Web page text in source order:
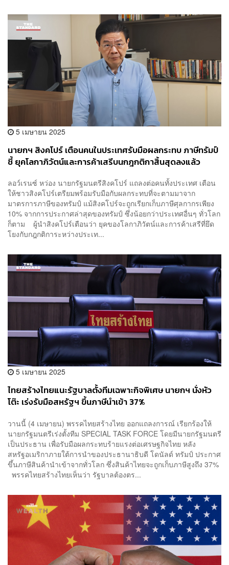
5 เมษายน 2025
นายกฯ สิงคโปร์ เตือนคนในประเทศรับมือผลกระทบ ภาษีทรัมป์
ชี้ ยุคโลกาภิวัตน์และการค้าเสรีบนกฎกติกาสิ้นสุดลงแล้ว
ลอว์เรนซ์ หว่อง นายกรัฐมนตรีสิงคโปร์ แถลงต่อคนทั้งประเทศ เตือน
ให้ชาวสิงคโปร์เตรียมพร้อมรับมือกับผลกระทบที่จะตามมาจาก
มาตรการภาษีของทรัมป์ แม้สิงคโปร์จะถูกเรียกเก็บภาษีศุลกากรเพียง
10% จากการประกาศล่าสุดของทรัมป์ ซึ่งน้อยกว่าประเทศอื่นๆ ทั่วโลก
ก็ตาม ผู้นำสิงคโปร์เตือนว่า ยุคของโลกาภิวัตน์และการค้าเสรีที่ยึด
โยงกับกฎกติการะหว่างประเท...
5 เมษายน 2025
ไทยสร้างไทยแนะรัฐบาลตั้งทีมเฉพาะกิจพิเศษ นายกฯ นั่งหัว
โต๊ะ เร่งรับมือสหรัฐฯ ขึ้นภาษีนำเข้า 37%
วานนี้ (4 เมษายน) พรรคไทยสร้างไทย ออกแถลงการณ์ เรียกร้องให้
นายกรัฐมนตรีเร่งตั้งทีม SPECIAL TASK FORCE โดยมีนายกรัฐมนตรี
เป็นประธาน เพื่อรับมือผลกระทบร้ายแรงต่อเศรษฐกิจไทย หลัง
สหรัฐอเมริกาภายใต้การนำของประธานาธิบดี โดนัลด์ ทรัมป์ ประกาศ
ขึ้นภาษีสินค้านำเข้าจากทั่วโลก ซึ่งสินค้าไทยจะถูกเก็บภาษีสูงถึง 37%
พรรคไทยสร้างไทยเห็นว่า รัฐบาลต้องตร...